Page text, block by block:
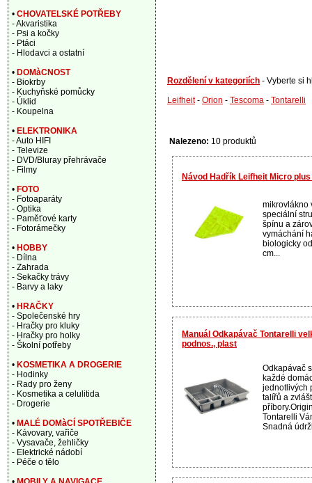
Rozdělení v kategoriích - Vyberte si
Leifheit- Orion - Tescoma - Tontarelli
Nalezeno: 10 produktů
Návod Hadřík Leifheit Micro
mikrovlákno
speciální
špínu a
vymáchání
biologicky
cm...
Manuál Odkapávač Tontarelli
podnos., plast
Odkapávač
každé
jednotlivých
talířů a
Tontarelli
Snadná
• CHOVATELSKÉ POTŘEBY
- Akvaristika
- Psi a kočky
- Ptáci
- Hlodavci a ostatní
• DOMàCNOST
- Biokrby
- Kuchyňské pomůcky
- Úklid
- Koupelna
• ELEKTRONIKA
- Auto HIFI
- Televize
- DVD/Bluray přehrávače
- Filmy
• FOTO
- Fotoaparáty
- Optika
- Paměťové karty
- Fotorámečky
• HOBBY
- Dílna
- Zahrada
- Sekačky trávy
- Barvy a laky
• HRAČKY
- Společenské hry
- Hračky pro kluky
- Hračky pro holky
- Školní potřeby
• KOSMETIKA A DROGERIE
- Hodinky
- Rady pro ženy
- Kosmetika a celulitida
- Drogerie
• MALÉ DOMàCÍ SPOTŘEBIČE
- Kávovary, vařiče
- Vysavače, žehličky
- Elektrické nádobí
- Péče o tělo